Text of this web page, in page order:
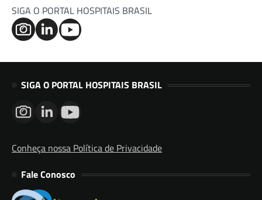
SIGA O PORTAL HOSPITAIS BRASIL
SIGA O PORTAL HOSPITAIS BRASIL
Conheça nossa Política de Privacidade
Fale Conosco